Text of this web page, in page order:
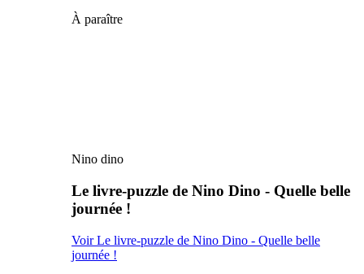
À paraître
Nino dino
Le livre-puzzle de Nino Dino - Quelle belle
journée !
Voir Le livre-puzzle de Nino Dino - Quelle belle
journée !